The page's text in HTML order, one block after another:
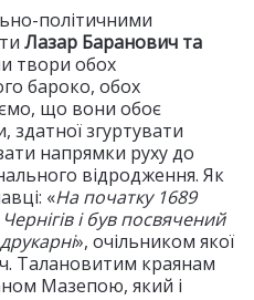
політичними
Лазар Баранович та
твори обох
бароко, обох
що вони обоє
здатної згуртувати
напрямки руху до
відродження. Як
«На початку 1689
і був посвячений
», очільником якої
Талановитим краянам
Мазепою, який і